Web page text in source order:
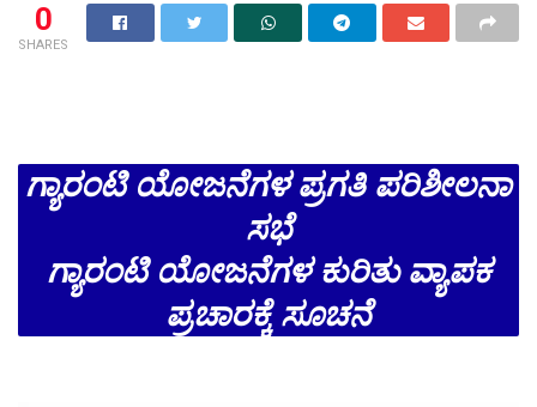
0
SHARES
ಗ್ಯಾರಂಟಿ ಯೋಜನೆಗಳ ಪ್ರಗತಿ ಪರಿಶೀಲನಾ
ಸಭೆ
ಗ್ಯಾರಂಟಿ ಯೋಜನೆಗಳ ಕುರಿತು ವ್ಯಾಪಕ
ಪ್ರಚಾರಕ್ಕೆ ಸೂಚನೆ